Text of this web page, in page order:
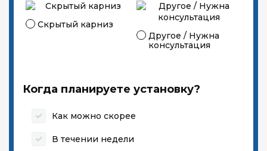
Скрытый карниз
Другое / Нужна
консультация
Когда планируете установку?
Как можно скорее
В течении недели